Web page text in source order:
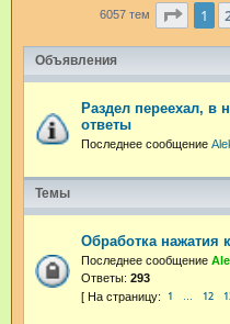
6057 тем 1
Объявления
Раздел переехал, в
ответы
Последнее сообщение
Темы
Обработка нажатия
Последнее сообщение
Ответы: 293
1 … 12